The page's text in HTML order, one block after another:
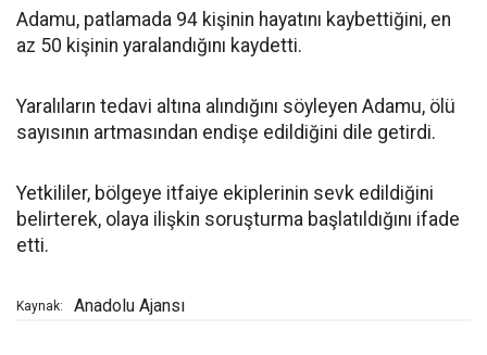
Adamu, patlamada 94 kişinin hayatını kaybettiğini, en
az 50 kişinin yaralandığını kaydetti.
Yaralıların tedavi altına alındığını söyleyen Adamu, ölü
sayısının artmasından endişe edildiğini dile getirdi.
Yetkililer, bölgeye itfaiye ekiplerinin sevk edildiğini
belirterek, olaya ilişkin soruşturma başlatıldığını ifade
etti.
Kaynak: Anadolu Ajansı